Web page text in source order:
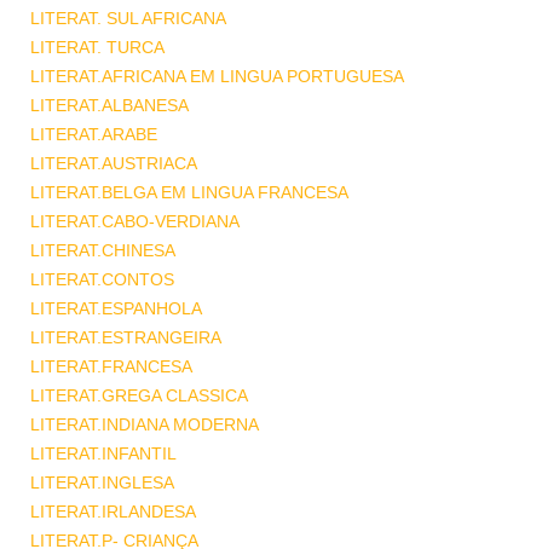
LITERAT. SUL AFRICANA
LITERAT. TURCA
LITERAT.AFRICANA EM LINGUA PORTUGUESA
LITERAT.ALBANESA
LITERAT.ARABE
LITERAT.AUSTRIACA
LITERAT.BELGA EM LINGUA FRANCESA
LITERAT.CABO-VERDIANA
LITERAT.CHINESA
LITERAT.CONTOS
LITERAT.ESPANHOLA
LITERAT.ESTRANGEIRA
LITERAT.FRANCESA
LITERAT.GREGA CLASSICA
LITERAT.INDIANA MODERNA
LITERAT.INFANTIL
LITERAT.INGLESA
LITERAT.IRLANDESA
LITERAT.P- CRIANÇA